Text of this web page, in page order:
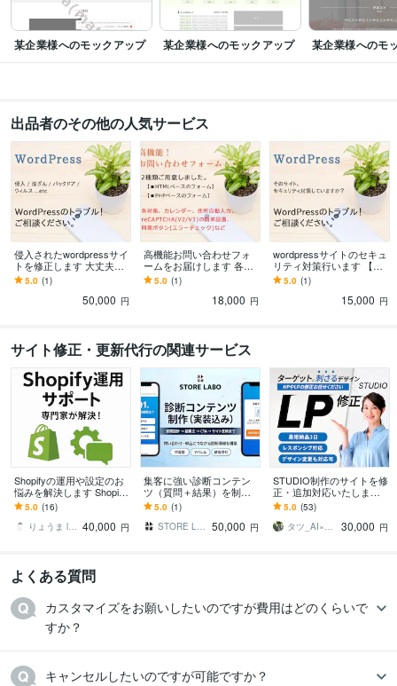
某企業様へのモックアップ 某企業様へのモックアップ 某企業様へのモ
出品者のその他の人気サービス
侵入されたwordpressサイ
トを修正します 大丈夫で
すか？侵入(不正ログイ
ン)/改ざん/ウィルスなど
5.0 (1)
50,000 円
高機能お問い合わせフォ
ームをお届けします 各対
策、簡単設定/設置できる
お問い合わせフォームで
5.0 (1)
18,000 円
wordpressサイトのセキュ
リティ対策行います 【危
険！】そのサイト、セキ
ュリティ対策しています
5.0 (1)
15,000 円
サイト修正・更新代行の関連サービス
Shopifyの運用や設定のお
悩みを解決します Shopify
の専門家によるサイト運
用・管理サポート
5.0 (16)
りょうま l Shopifyエンジニア 40,000 円
集客に強い診断コンテン
ツ（質問＋結果）を制作
します “読む”より“参加す
る”コンテンツで、問い合
わせ率をアップ
5.0 (1)
STORE LABO 50,000 円
STUDIO制作のサイトを修
正・追加対応いたします
STUDIOで制作したサイト
を修正対応させていただ
きます
5.0 (53)
タツ_AI×Webデザイン
30,000 円
よくある質問
カスタマイズをお願いしたいのですが費用はどのくらいで
すか？
キャンセルしたいのですが可能ですか？